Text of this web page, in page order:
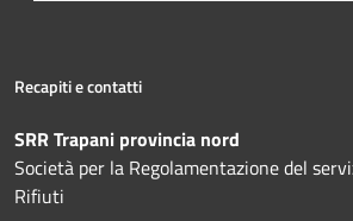
Recapiti e contatti
SRR Trapani provincia nord
Società per la Regolamentazione del
Rifiuti